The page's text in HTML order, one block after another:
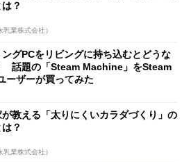
？
乳業株式会社）
グPCをリビングに持ち込むとどうな
話題の「Steam Machine」をSteam
ーザーが買ってみた
教える「太りにくいカラダづくり」の
？
乳業株式会社）